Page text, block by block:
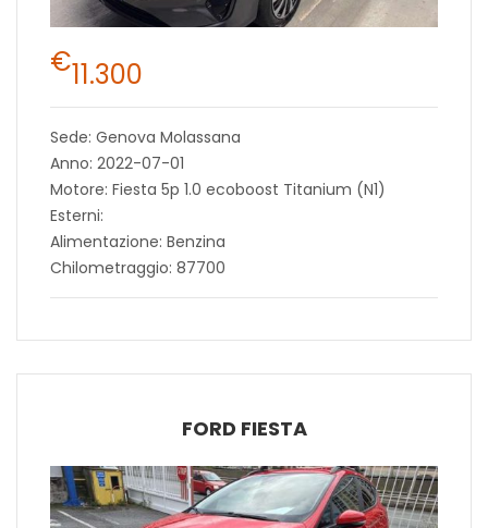
€11.300
Sede: Genova Molassana
Anno: 2022-07-01
Motore: Fiesta 5p 1.0 ecoboost Titanium (N1)
Esterni:
Alimentazione: Benzina
Chilometraggio: 87700
FORD FIESTA